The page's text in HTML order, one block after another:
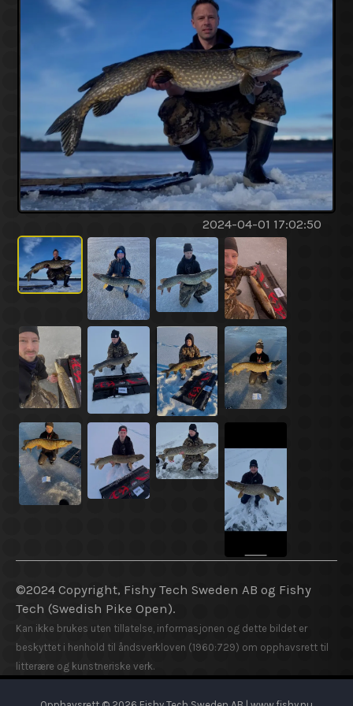
2024-04-01 17:02:50
©2024 Copyright, Fishy Tech Sweden AB og Fishy
Tech (Swedish Pike Open).
Kan ikke brukes uten tillatelse, informasjonen og dette bildet er
beskyttet i henhold til åndsverkloven (1960:729) om opphavsrett til
litterære og kunstneriske verk.